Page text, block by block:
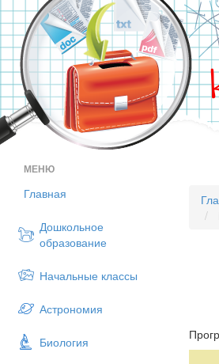
МЕНЮ
Главная
Дошкольное
образование
Начальные классы
Астрономия
Биология